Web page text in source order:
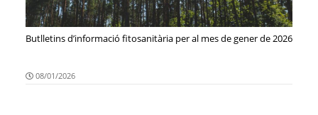
Butlletins d’informació fitosanitària per al mes de gener de 2026
08/01/2026